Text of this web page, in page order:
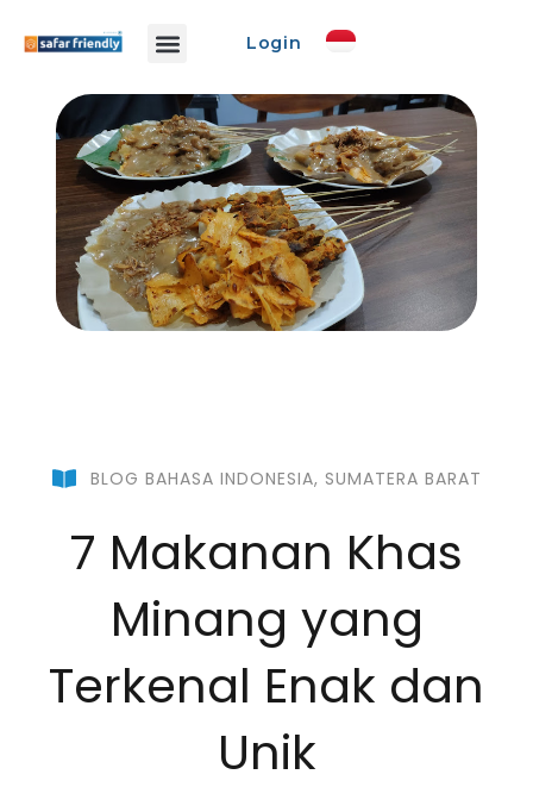
Login
BLOG BAHASA INDONESIA, SUMATERA BARAT
7 Makanan Khas
Minang yang
Terkenal Enak dan
Unik